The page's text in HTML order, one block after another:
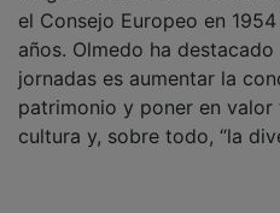
años. Olmedo ha
jornadas es aumentar la
patrimonio y poner en valor
cultura y, sobre todo, “la